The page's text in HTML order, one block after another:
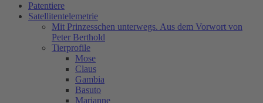
Patentiere
Satellitentelemetrie
Mit Prinzesschen unterwegs. Aus dem Vorwort von
Peter Berthold
Tierprofile
Mose
Claus
Gambia
Basuto
Marianne